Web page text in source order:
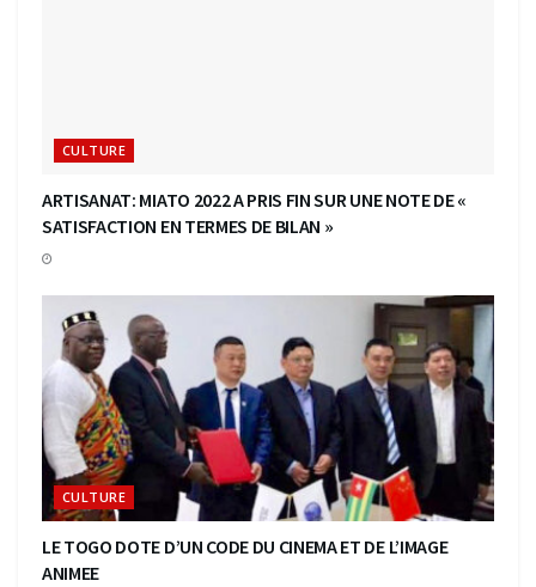
CULTURE
ARTISANAT: MIATO 2022 A PRIS FIN SUR UNE NOTE DE «
SATISFACTION EN TERMES DE BILAN »
CULTURE
LE TOGO DOTE D’UN CODE DU CINEMA ET DE L’IMAGE
ANIMEE